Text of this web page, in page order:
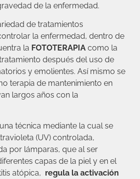
de la enfermedad.
de tratamientos
la enfermedad, dentro de
la FOTOTERAPIA como la
después del uso de
y emolientes. Así mismo se
terapia de mantenimiento en
largos años con la
técnica mediante la cual se
(UV) controlada,
por lámparas, que al ser
capas de la piel y en el
atópica, regula la activación